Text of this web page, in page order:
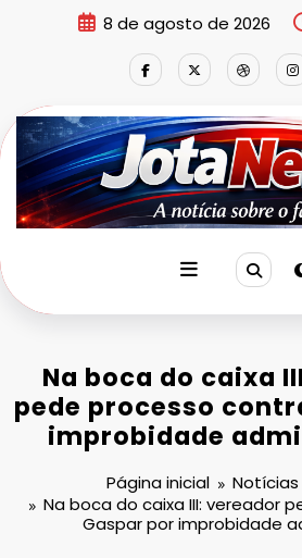
8 de agosto de 2026
Na boca do caixa
pede processo
improbidade
Página inicial Notícias
Na boca do caixa III: vereador
Gaspar por improbidade